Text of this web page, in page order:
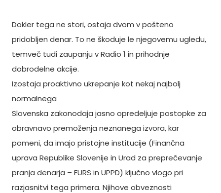
Dokler tega ne stori, ostaja dvom v pošteno
pridobljen denar. To ne škoduje le njegovemu ugledu,
temveč tudi zaupanju v Radio 1 in prihodnje
dobrodelne akcije.
Izostaja proaktivno ukrepanje kot nekaj najbolj
normalnega
Slovenska zakonodaja jasno opredeljuje postopke za
obravnavo premoženja neznanega izvora, kar
pomeni, da imajo pristojne institucije (Finančna
uprava Republike Slovenije in Urad za preprečevanje
pranja denarja – FURS in UPPD) ključno vlogo pri
razjasnitvi tega primera. Njihove obveznosti